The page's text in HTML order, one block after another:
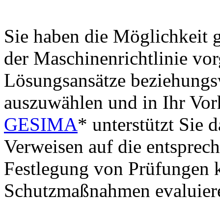
Sie haben die Möglichkeit
der Maschinenrichtlinie
Lösungsansätze
auszuwählen und in Ihr
GESIMA* unterstützt Sie
Verweisen auf die
Festlegung von Prüfungen
Schutzmaßnahmen